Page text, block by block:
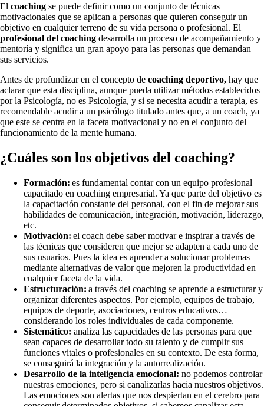
El coaching se puede definir como un conjunto de técnicas
motivacionales que se aplican a personas que quieren conseguir un
objetivo en cualquier terreno de su vida persona o profesional. El
profesional del coaching desarrolla un proceso de acompañamiento y
mentoría y significa un gran apoyo para las personas que demandan
sus servicios.
Antes de profundizar en el concepto de coaching deportivo, hay que
aclarar que esta disciplina, aunque pueda utilizar métodos establecidos
por la Psicología, no es Psicología, y si se necesita acudir a terapia, es
recomendable acudir a un psicólogo titulado antes que, a un coach, ya
que este se centra en la faceta motivacional y no en el conjunto del
funcionamiento de la mente humana.
¿Cuáles son los objetivos del coaching?
Formación: es fundamental contar con un equipo profesional
capacitado en coaching empresarial. Ya que parte del objetivo es
la capacitación constante del personal, con el fin de mejorar sus
habilidades de comunicación, integración, motivación, liderazgo,
etc.
Motivación: el coach debe saber motivar e inspirar a través de
las técnicas que consideren que mejor se adapten a cada uno de
sus usuarios. Pues la idea es aprender a solucionar problemas
mediante alternativas de valor que mejoren la productividad en
cualquier faceta de la vida.
Estructuración: a través del coaching se aprende a estructurar y
organizar diferentes aspectos. Por ejemplo, equipos de trabajo,
equipos de deporte, asociaciones, centros educativos…
considerando los roles individuales de cada componente.
Sistemático: analiza las capacidades de las personas para que
sean capaces de desarrollar todo su talento y de cumplir sus
funciones vitales o profesionales en su contexto. De esta forma,
se conseguirá la integración y la autorrealización.
Desarrollo de la inteligencia emocional: no podemos controlar
nuestras emociones, pero si canalizarlas hacia nuestros objetivos.
Las emociones son alertas que nos despiertan en el cerebro para